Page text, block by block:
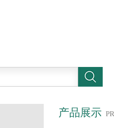
产品展示